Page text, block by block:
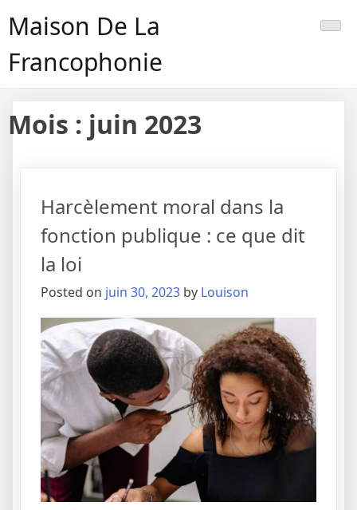
Maison De La
Francophonie
Mois : juin 2023
Harcèlement moral dans la
fonction publique : ce que dit
la loi
Posted on juin 30, 2023 by Louison